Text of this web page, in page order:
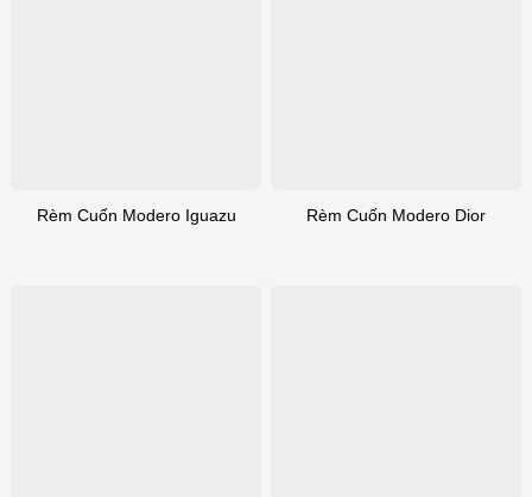
Rèm Cuốn Modero Iguazu Rèm Cuốn Modero Dior